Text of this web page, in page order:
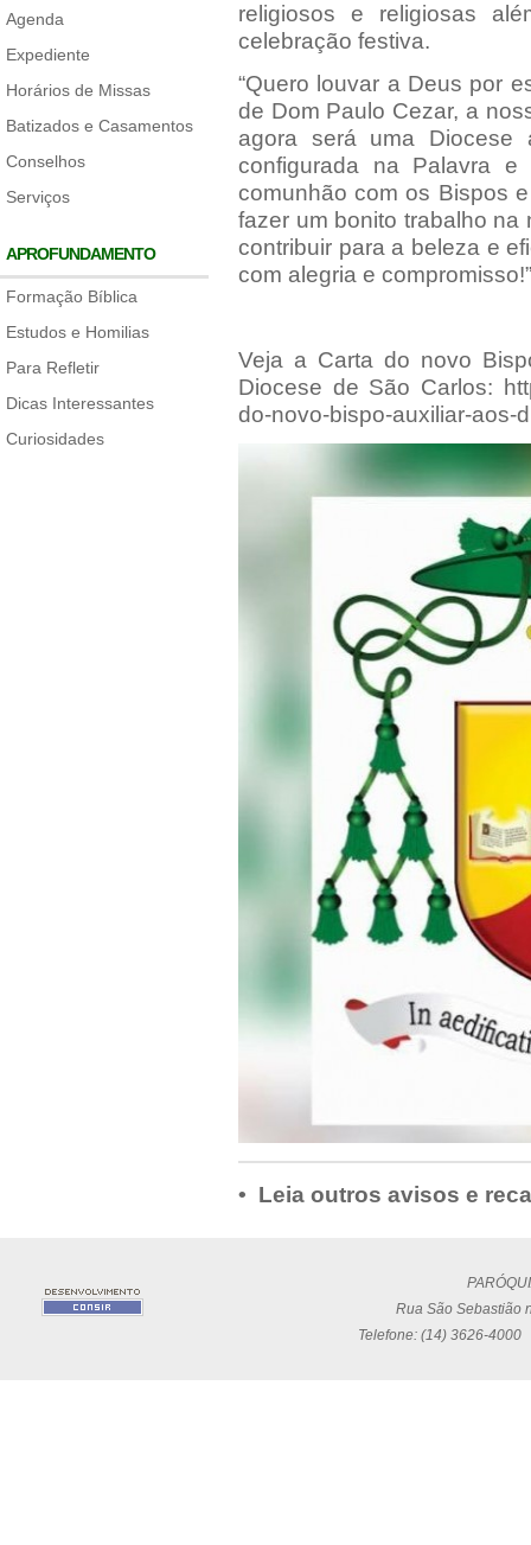
Agenda
Expediente
Horários de Missas
Batizados e Casamentos
Conselhos
Serviços
APROFUNDAMENTO
Formação Bíblica
Estudos e Homilias
Para Refletir
Dicas Interessantes
Curiosidades
religiosos e religiosas
celebração festiva.
“Quero louvar a Deus por
de Dom Paulo Cezar, a
agora será uma Diocese
configurada na Palavra
comunhão com os Bispos
fazer um bonito trabalho
contribuir para a beleza e
com alegria e
Veja a Carta do novo
Diocese de São Carlos:
do-novo-bispo-auxiliar-aos-
• Leia outros avisos e
Rua São Sebastião
Telefone: (14) 3626-